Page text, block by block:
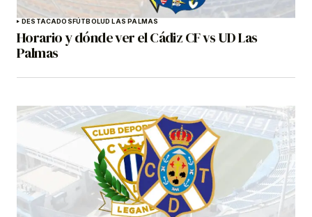
DESTACADOSFÚTBOLUD LAS PALMAS
Horario y dónde ver el Cádiz CF vs UD Las
Palmas